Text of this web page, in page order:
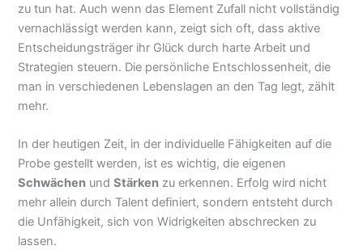
zu tun hat. Auch wenn das Element Zufall nicht vollständig
vernachlässigt werden kann, zeigt sich oft, dass aktive
Entscheidungsträger ihr Glück durch harte Arbeit und
Strategien steuern. Die persönliche Entschlossenheit, die
man in verschiedenen Lebenslagen an den Tag legt, zählt
mehr.
In der heutigen Zeit, in der individuelle Fähigkeiten auf die
Probe gestellt werden, ist es wichtig, die eigenen
Schwächen undStärken zu erkennen. Erfolg wird nicht
mehr allein durch Talent definiert, sondern entsteht durch
die Unfähigkeit, sich von Widrigkeiten abschrecken zu
lassen.